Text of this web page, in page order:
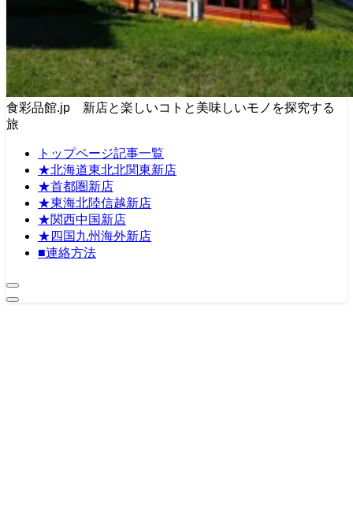
食彩品館.jp 新店と楽しいコトと美味しいモノを探究する
旅
トップページ記事一覧
★北海道東北北関東新店
★首都圏新店
★東海北陸信越新店
★関西中国新店
★四国九州海外新店
■連絡方法